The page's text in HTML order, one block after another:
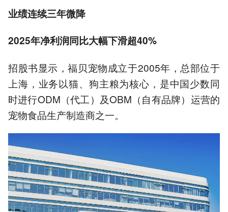
业绩连续三年微降
2025年净利润同比大幅下滑超40%
招股书显示，福贝宠物成立于2005年，总部位于
上海，业务以猫、狗主粮为核心，是中国少数同
时进行ODM（代工）及OBM（自有品牌）运营的
宠物食品生产制造商之一。